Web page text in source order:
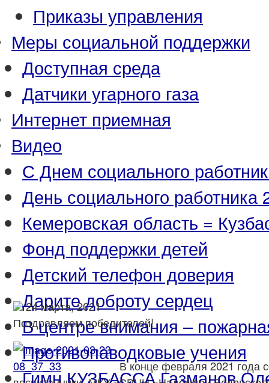
Приказы управления
Меры социальной поддержки
Доступная среда
Датчики угарного газа
Интернет приемная
Видео
С Днем социального
День социального работника
Кемеровская область =
Фонд поддержки детей
Детский телефон доверия
Дарите доброту сердец
В центре внимания –
Противопаводковые учения
Гимн КУЗБАССА Газманов
24 марта, 2021
Поздравляем победителей!
В конце февраля 2021 года